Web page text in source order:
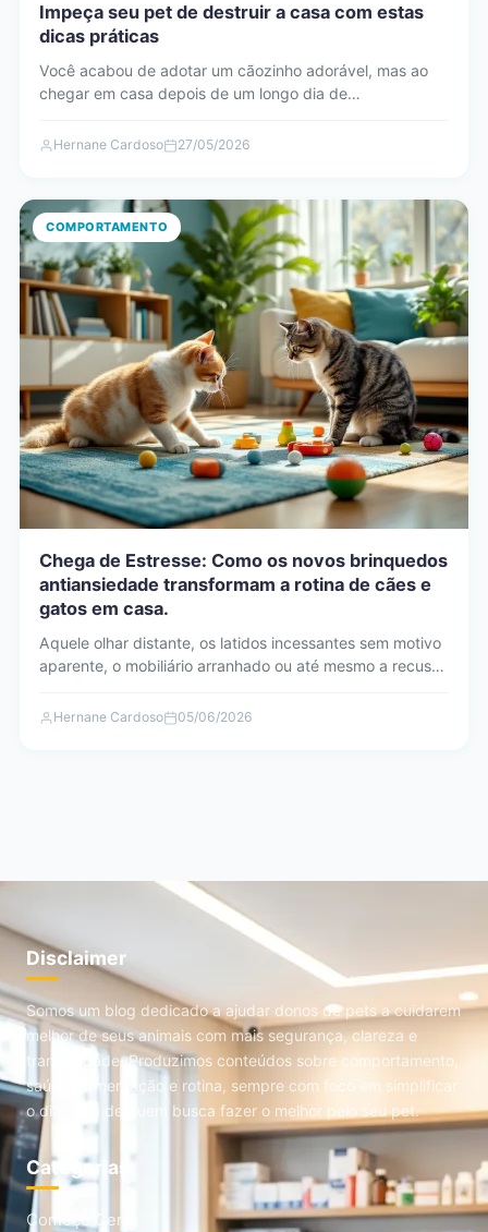
Impeça seu pet de destruir a casa com estas
dicas práticas
Você acabou de adotar um cãozinho adorável, mas ao
chegar em casa depois de um longo dia de…
Hernane Cardoso 27/05/2026
COMPORTAMENTO
Chega de Estresse: Como os novos brinquedos
antiansiedade transformam a rotina de cães e
gatos em casa.
Aquele olhar distante, os latidos incessantes sem motivo
aparente, o mobiliário arranhado ou até mesmo a recusa
Hernane Cardoso 05/06/2026
Disclaimer
Somos um blog dedicado a ajudar donos de pets a cuidarem
melhor de seus animais com mais segurança, clareza e
tranquilidade. Produzimos conteúdos sobre comportamento,
saúde, alimentação e rotina, sempre com foco em simplificar
o dia a dia de quem busca fazer o melhor pelo seu pet.
Categorias
Começo Certo